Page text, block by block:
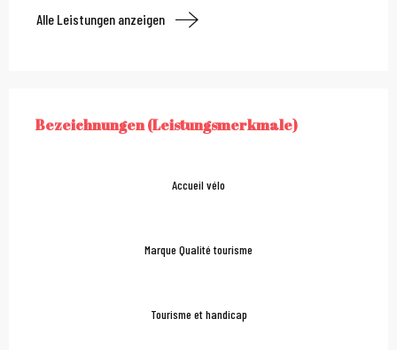
Alle Leistungen anzeigen
BEZEICHNUNGEN (LEISTUNGSMERKMALE)
Bezeichnungen (Leistungsmerkmale)
Accueil vélo
Marque Qualité tourisme
Tourisme et handicap